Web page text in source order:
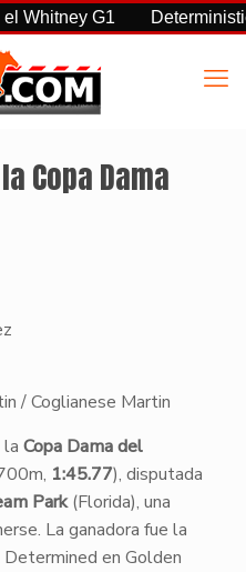
G1 Deterministic:
Copa Dama
/ Coglianese Martin
la Copa Dama del
1:45.77), disputada
Park(Florida), una
La ganadora fue la
en Golden